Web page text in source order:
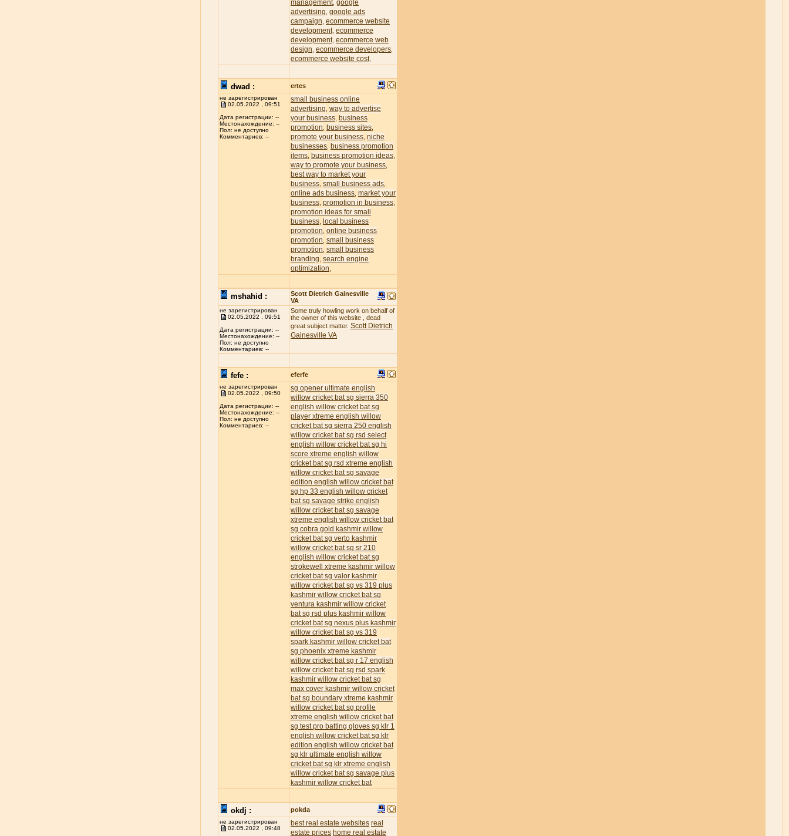
management, google
advertising google ads
campaign ecommerce website
development, ecommerce
development, ecommerce web
design ecommerce developers
ecommerce website cost,
dwad : ertes
не зарегистрирован
02.05.2022 , 09:51
Дата регистрации: --
Местонахождение: --
Пол: не доступно
Комментариев: --
small business online
advertising way to advertise
your business business
promotion business sites
promote your business niche
businesses business promotion
items business promotion ideas
way to promote your business
best way to market your
business small business ads
online ads business market your
business promotion in business
promotion ideas for small
business
local business
promotion online business
promotion small business
promotion small business
branding search engine
optimization
mshahid :
Scott Dietrich Gainesville
VA
не зарегистрирован
02.05.2022 , 09:51
Дата регистрации: --
Местонахождение: --
Пол: не доступно
Комментариев: --
Some truly howling work on behalf of
the owner of this website , dead
great subject matter. Scott Dietrich
Gainesville VA
fefe : eferfe
не зарегистрирован
02.05.2022 , 09:50
Дата регистрации: --
Местонахождение: --
Пол: не доступно
Комментариев: --
sg opener ultimate english
willow cricket batsg sierra 350
english willow cricket batsg
player xtreme english willow
cricket batsg sierra 250 english
willow cricket batsg rsd select
english willow cricket batsg hi
score xtreme english willow
cricket batsg rsd xtreme english
willow cricket batsg savage
edition english willow cricket bat
sg hp 33 english willow cricket
batsg savage strike english
willow cricket batsg savage
xtreme english willow cricket bat
sg cobra gold kashmir willow
cricket batsg verto kashmir
willow cricket batsg sr 210
english willow cricket batsg
strokewell xtreme kashmir willow
cricket batsg valor kashmir
willow cricket batsg vs 319 plus
kashmir willow cricket batsg
ventura kashmir willow cricket
batsg rsd plus kashmir willow
cricket batsg nexus plus kashmir
willow cricket batsg vs 319
spark kashmir willow cricket bat
sg phoenix xtreme kashmir
willow cricket batsg r 17 english
willow cricket batsg rsd spark
kashmir willow cricket batsg
max cover kashmir willow cricket
batsg boundary xtreme kashmir
willow cricket batsg profile
xtreme english willow cricket bat
sg test pro batting gloves sg klr 1
english willow cricket batsg klr
edition english willow cricket bat
sg klr ultimate english willow
cricket batsg klr xtreme english
willow cricket batsg savage plus
kashmir willow cricket bat
okdj : pokda
не зарегистрирован
02.05.2022 , 09:48
best real estate websites real
estate prices home real estate